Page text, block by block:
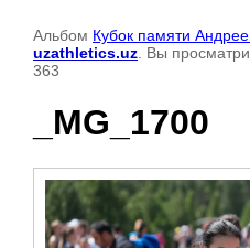
Альбом Кубок памяти
uzathletics.uz . Вы
363
_MG_1700